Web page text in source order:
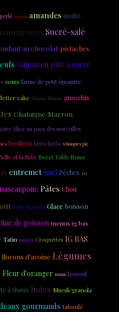
naans amandes mojito
Sucré-salé
au chocolat pistaches
Gâteau en pâte à sucre
nems farine de petit épeautre
cake Vaiana/Moana gnocchis
Chataigne/Marron
Alice au pays des merveilles
bonbon bruschetta whoopies pie
et la Bête Sweet Table Nemo
entremet miel Pêches far
Pâtes Chou
baby shower Glace boisson
de poisson menus ig bas
Tatin panais Croquettes IG BAS
flocons d'avoine Légumes
Fleur d'oranger mms fenouil
à choux Index Muesli/granola
gourmands taboulé